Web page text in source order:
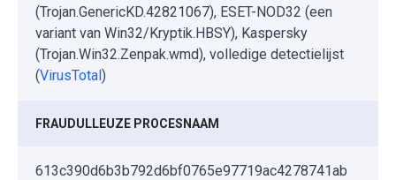
(Trojan.GenericKD.42821067), ESET-NOD32 (een
variant van Win32/Kryptik.HBSY), Kaspersky
(Trojan.Win32.Zenpak.wmd), volledige detectielijst
(VirusTotal)
FRAUDULLEUZE PROCESNAAM
613c390d6b3b792d6bf0765e97719ac4278741ab